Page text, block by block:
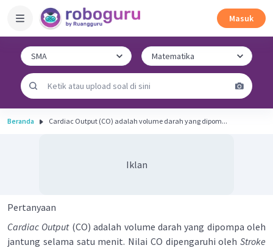
Masuk
Beranda Cardiac Output (CO) adalah volume darah yang dipom...
Iklan
Pertanyaan
Cardiac Output(CO) adalah volume darah yang dipompa oleh
jantung selama satu menit. Nilai CO dipengaruhi oleh Stroke